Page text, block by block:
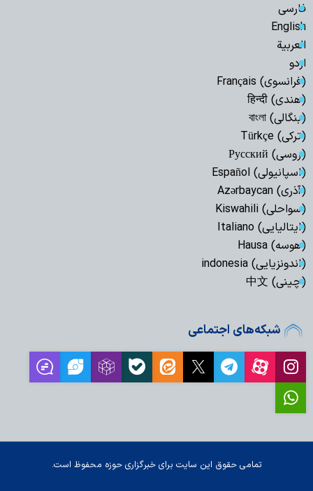
فارسی
English
العربیة
اردو
(فرانسوی) Français
(هندی) हिन्दी
(بنگالی) বাংলা
(ترکی) Türkçe
(روسی) Русский
(اسپانیولی) Español
(آذری) Azərbaycan
(سواحلی) Kiswahili
(ایتالیایی) Italiano
(هوسه) Hausa
(اندونزیایی) indonesia
(چینی) 中文
شبکه‌های اجتماعی
تمامی حقوق این سایت برای خبرگزاری حوزه محفوظ است.